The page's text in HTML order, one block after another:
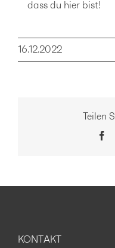
dass du hier bist!
16.12.2022
Teilen
KONTAKT